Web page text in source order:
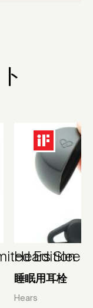
Edition
Hears Sleep
睡眠用耳栓
Hears